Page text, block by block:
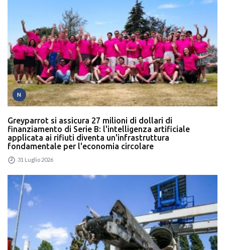
N
Greyparrot si assicura 27 milioni di dollari di
finanziamento di Serie B: l'intelligenza artificiale
applicata ai rifiuti diventa un'infrastruttura
fondamentale per l'economia circolare
31 Luglio 2026